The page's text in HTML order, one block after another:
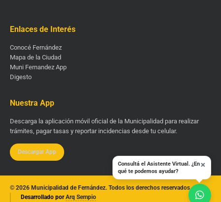
Enlaces de Interés
Conocé Fernández
Mapa de la Ciudad
Muni Fernandez App
Digesto
Nuestra App
Descarga la aplicación móvil oficial de la Municipalidad para realizar
trámites, pagar tasas y reportar incidencias desde tu celular.
Descargar App
© 2026 Municipalidad de Fernández. Todos los derechos reservados.
Desarrollado porArq Sempio
Consultá el Asistente Virtual. ¿En
qué te podemos ayudar?
×